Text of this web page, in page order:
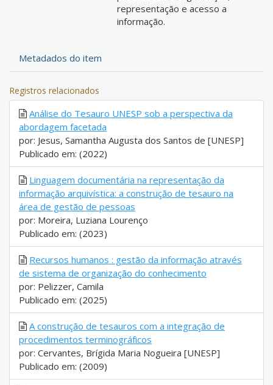
representação e acesso a
informação.
Metadados do item
Registros relacionados
Análise do Tesauro UNESP sob a perspectiva da
abordagem facetada
por: Jesus, Samantha Augusta dos Santos de [UNESP]
Publicado em: (2022)
Linguagem documentária na representação da
informação arquivística: a construção de tesauro na
área de gestão de pessoas
por: Moreira, Luziana Lourenço
Publicado em: (2023)
Recursos humanos : gestão da informação através
de sistema de organização do conhecimento
por: Pelizzer, Camila
Publicado em: (2025)
A construção de tesauros com a integração de
procedimentos terminográficos
por: Cervantes, Brígida Maria Nogueira [UNESP]
Publicado em: (2009)